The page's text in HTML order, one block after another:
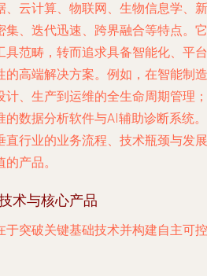
、云计算、物联网、生物信息学、新
集、迭代迅速、跨界融合等特点。它
具范畴，转而追求具备智能化、平台
的高端解决方案。例如，在智能制造
计、生产到运维的全生命周期管理；
数据分析软件与AI辅助诊断系统。
直行业的业务流程、技术瓶颈与发展
产品。
术与核心产品
于突破关键基础技术并构建自主可控